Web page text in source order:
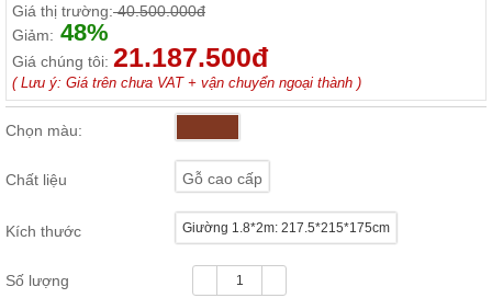
Nội
Thất
Phòng
Ăn
ăn,
kệ
Nội
Ban
Giá thị trường:40.500.000đ
Giảm: 48%
Giá chúng tôi: 21.187.500đ
( Lưu ý: Giá trên chưa VAT + vận chuyển ngoại thành )
Chọn màu:
Chất liệu Gỗ cao cấp
Kích thước Giường 1.8*2m: 217.5*215*175cm
Số lượng